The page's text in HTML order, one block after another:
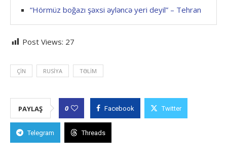
“Hörmüz boğazı şəxsi əyləncə yeri deyil” – Tehran
Post Views: 27
ÇIN RUSIYA TƏLIM
PAYLAŞ 0 Facebook Twitter
Telegram Threads